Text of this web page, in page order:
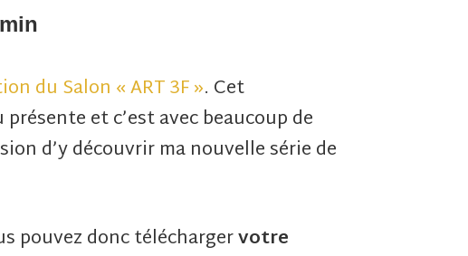
du Salon « ART 3F ». Cet
présente et c’est avec beaucoup de
d’y découvrir ma nouvelle série de
pouvez donc téléchargervotre